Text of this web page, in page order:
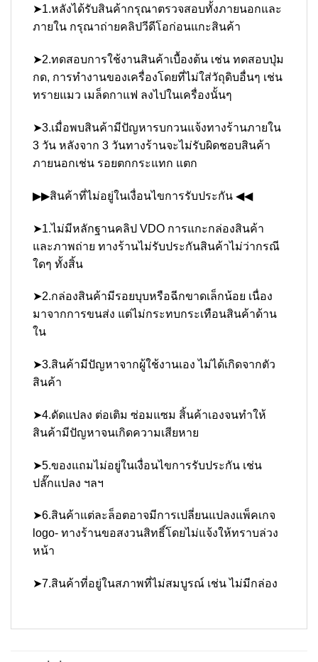
➤1.หลังได้รับสินค้ากรุณาตรวจสอบทั้งภายนอกและ
ภายใน กรุณาถ่ายคลิปวีดีโอก่อนแกะสินค้า
➤2.ทดสอบการใช้งานสินค้าเบื้องต้น เช่น ทดสอบปุ่ม
กด, การทำงานของเครื่องโดยที่ไม่ใส่วัถุดิบอื่นๆ เช่น
ทรายแมว เมล็ดกาแฟ ลงไปในเครื่องนั้นๆ
➤3.เมื่อพบสินค้ามีปัญหารบกวนแจ้งทางร้านภายใน
3 วัน หลังจาก 3 วันทางร้านจะไม่รับผิดชอบสินค้า
ภายนอกเช่น รอยตกกระแทก แตก
▶▶สินค้าที่ไม่อยู่ในเงื่อนไขการรับประกัน ◀◀
➤1.ไม่มีหลักฐานคลิป VDO การแกะกล่องสินค้า
และภาพถ่าย ทางร้านไม่รับประกันสินค้าไม่ว่ากรณี
ใดๆ ทั้งสิ้น
➤2.กล่องสินค้ามีรอยบุบหรือฉีกขาดเล็กน้อย เนื่อง
มาจากการขนส่ง แต่ไม่กระทบกระเทือนสินค้าด้าน
ใน
➤3.สินค้ามีปัญหาจากผู้ใช้งานเอง ไม่ได้เกิดจากตัว
สินค้า
➤4.ดัดแปลง ต่อเติม ซ่อมแซม สิ้นค้าเองจนทำให้
สินค้ามีปัญหาจนเกิดความเสียหาย
➤5.ของแถมไม่อยู่ในเงื่อนไขการรับประกัน เช่น
ปลั๊กแปลง ฯลฯ
➤6.สินค้าแต่ละล็อตอาจมีการเปลี่ยนแปลงแพ็คเกจ
logo- ทางร้านขอสงวนสิทธิ์โดยไม่แจ้งให้ทราบล่วง
หน้า
➤7.สินค้าที่อยู่ในสภาพที่ไม่สมบูรณ์ เช่น ไม่มีกล่อง